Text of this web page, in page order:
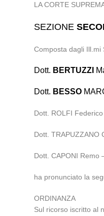
LA CORTE
SEZIONE
Composta dagli Ill.mi
Dott. BERTUZZI
Dott. BESSO
Dott. ROLFI
Dott. TRAPUZZANO
Dott. CAPONI Remo
ha pronunciato la
ORDINANZA
Sul ricorso iscritto al